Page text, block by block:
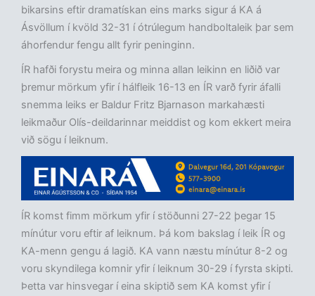
bikarsins eftir dramatískan eins marks sigur á KA á
Ásvöllum í kvöld 32-31 í ótrúlegum handboltaleik þar sem
áhorfendur fengu allt fyrir peninginn.
ÍR hafði forystu meira og minna allan leikinn en liðið var
þremur mörkum yfir í hálfleik 16-13 en ÍR varð fyrir áfalli
snemma leiks er Baldur Fritz Bjarnason markahæsti
leikmaður Olís-deildarinnar meiddist og kom ekkert meira
við sögu í leiknum.
ÍR komst fimm mörkum yfir í stöðunni 27-22 þegar 15
mínútur voru eftir af leiknum. Þá kom bakslag í leik ÍR og
KA-menn gengu á lagið. KA vann næstu mínútur 8-2 og
voru skyndilega komnir yfir í leiknum 30-29 í fyrsta skipti.
Þetta var hinsvegar í eina skiptið sem KA komst yfir í